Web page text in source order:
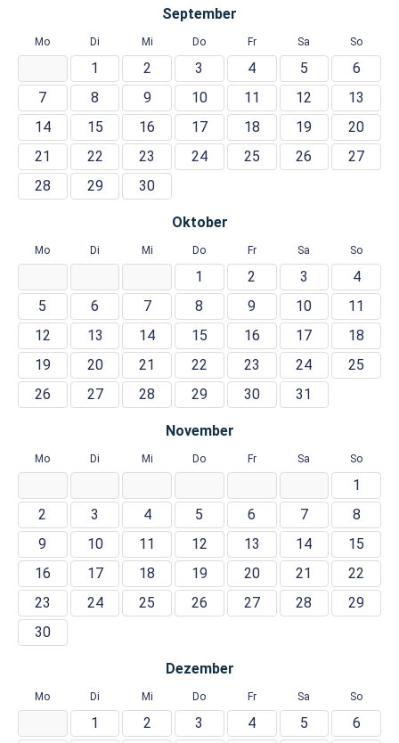
September
Mo Di Mi Do Fr Sa So
1 2 3 4 5
6
7
8 9 10 11 12
13
14
15 16 17 18 19
20
21
22 23 24 25 26
27
28
29 30
Oktober
Mo Di Mi Do Fr Sa So
1 2 3
4
5
6 7 8 9 10
11
12
13 14 15 16 17
18
19
20 21 22 23 24
25
26
27 28 29 30 31
November
Mo Di Mi Do Fr Sa So
1
2
3 4 5 6 7
8
9
10 11 12 13 14
15
16
17 18 19 20 21
22
23
24 25 26 27 28
29
30
Dezember
Mo Di Mi Do Fr Sa So
1 2 3 4 5
6